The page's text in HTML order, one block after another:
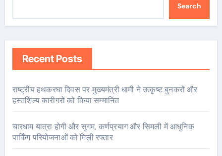
Search
Recent Posts
राष्ट्रीय हथकरघा दिवस पर मुख्यमंत्री धामी ने उत्कृष्ट बुनकरों और
हस्तशिल्प कारीगरों को किया सम्मानित
चारधाम यात्रा होगी और सुगम, कर्णप्रयाग और सिमली में आधुनिक
पार्किंग परियोजनाओं को मिली रफ्तार